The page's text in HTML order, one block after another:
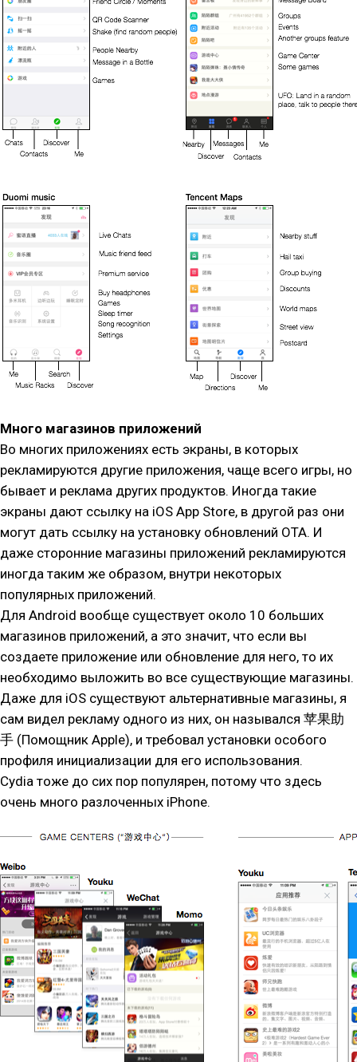
Много магазинов приложений
Во многих приложениях есть экраны, в которых
рекламируются другие приложения, чаще всего игры, но
бывает и реклама других продуктов. Иногда такие
экраны дают ссылку на iOS App Store, в другой раз они
могут дать ссылку на установку обновлений OTA. И
даже сторонние магазины приложений рекламируются
иногда таким же образом, внутри некоторых
популярных приложений.
Для Android вообще существует около 10 больших
магазинов приложений, а это значит, что если вы
создаете приложение или обновление для него, то их
необходимо выложить во все существующие магазины.
Даже для iOS существуют альтернативные магазины, я
сам видел рекламу одного из них, он назывался 苹果助
手 (Помощник Apple), и требовал установки особого
профиля инициализации для его использования.
Cydia тоже до сих пор популярен, потому что здесь
очень много разлоченных iPhone.